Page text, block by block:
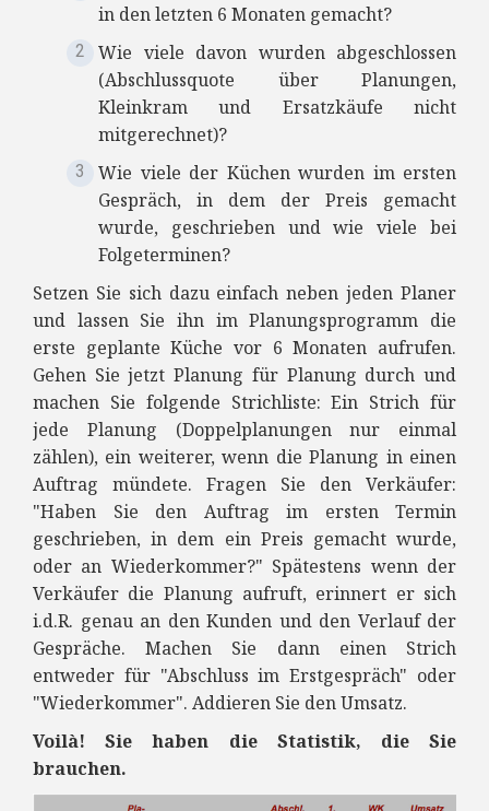
in den letzten 6 Monaten gemacht?
Wie viele davon wurden abgeschlossen
(Abschlussquote über Planungen,
Kleinkram und Ersatzkäufe nicht
mitgerechnet)?
Wie viele der Küchen wurden im ersten
Gespräch, in dem der Preis gemacht
wurde, geschrieben und wie viele bei
Folgeterminen?
Setzen Sie sich dazu einfach neben jeden Planer
und lassen Sie ihn im Planungsprogramm die
erste geplante Küche vor 6 Monaten aufrufen.
Gehen Sie jetzt Planung für Planung durch und
machen Sie folgende Strichliste: Ein Strich für
jede Planung (Doppelplanungen nur einmal
zählen), ein weiterer, wenn die Planung in einen
Auftrag mündete. Fragen Sie den Verkäufer:
"Haben Sie den Auftrag im ersten Termin
geschrieben, in dem ein Preis gemacht wurde,
oder an Wiederkommer?" Spätestens wenn der
Verkäufer die Planung aufruft, erinnert er sich
i.d.R. genau an den Kunden und den Verlauf der
Gespräche. Machen Sie dann einen Strich
entweder für "Abschluss im Erstgespräch" oder
"Wiederkommer". Addieren Sie den Umsatz.
Voilà! Sie haben die Statistik, die Sie
brauchen.